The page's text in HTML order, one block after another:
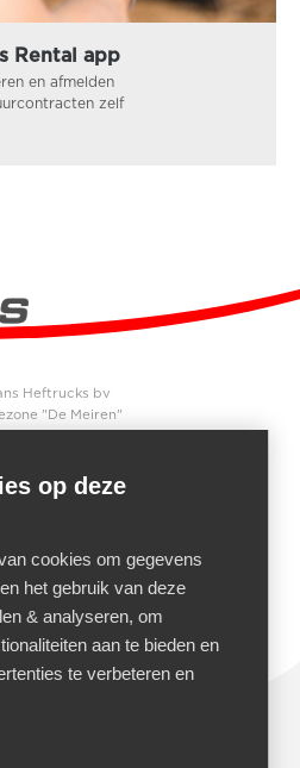
op deze
cookies om gegevens
het gebruik van deze
& analyseren, om
aan te bieden en
te verbeteren en
Rental app
en afmelden
zelf
Heftrucks bv
"De Meiren"
België
3 340 04 90
+32 3 340 04 91